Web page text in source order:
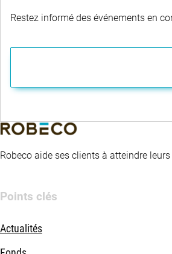
Restez informé des événements en
Robeco aide ses clients à atteindre
Points clés
Actualités